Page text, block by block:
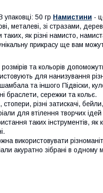
50 гр Намистини -
металеві, зі стразами,
як різні намисто,
прикрасу ще вам
та кольорів
для нанизування
та іншого Підвіски,
браслети, сережки та кольє.
різні затискачі,
для втілення творчих
таких інструментів, як
використовувати
акуратно зібрані в одному